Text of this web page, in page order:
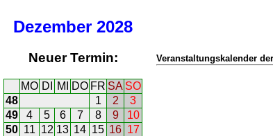
Dezember 2028
Neuer Termin:
MO DI MI DO FR SA SO
48
1 2
3
49
4 5 6 7 8 9
10
50 11 12 13 14 15 16 17
Veranstaltungskalender